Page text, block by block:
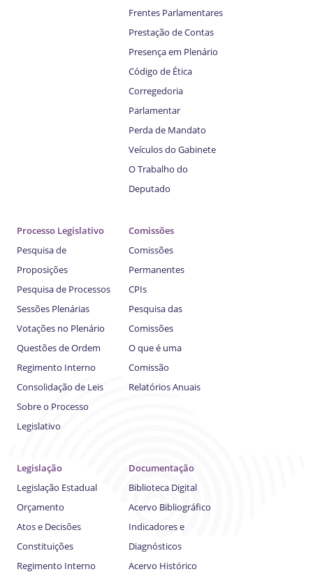
Frentes Parlamentares
Prestação de Contas
Presença em Plenário
Código de Ética
Corregedoria
Parlamentar
Perda de Mandato
Veículos do Gabinete
O Trabalho do
Deputado
Processo Legislativo
Pesquisa de
Proposições
Pesquisa de Processos
Sessões Plenárias
Votações no Plenário
Questões de Ordem
Regimento Interno
Consolidação de Leis
Sobre o Processo
Legislativo
Comissões
Comissões
Permanentes
CPIs
Pesquisa das
Comissões
O que é uma
Comissão
Relatórios Anuais
Legislação
Legislação Estadual
Orçamento
Atos e Decisões
Constituições
Regimento Interno
Documentação
Biblioteca Digital
Acervo Bibliográfico
Indicadores e
Diagnósticos
Acervo Histórico